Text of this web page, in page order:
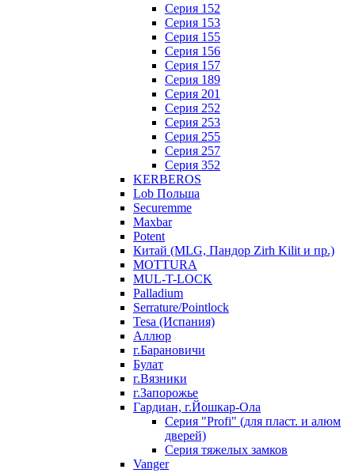
Серия 152
Серия 153
Серия 155
Серия 156
Серия 157
Серия 189
Серия 201
Серия 252
Серия 253
Серия 255
Серия 257
Серия 352
KERBEROS
Lob Польша
Securemme
Maxbar
Potent
Китай (MLG, Пандор Zirh Kilit и пр.)
MOTTURA
MUL-T-LOCK
Palladium
Serrature/Pointlock
Tesa (Испания)
Аллюр
г.Барановичи
Булат
г.Вязники
г.Запорожье
Гардиан, г.Йошкар-Ола
Серия "Profi" (для пласт. и алюм
дверей)
Серия тяжелых замков
Vanger